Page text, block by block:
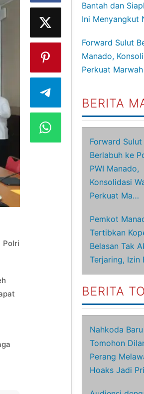
Polri
Bantah dan
Ini Menyangkut
Forward Sulut
Manado,
Perkuat
BERITA
Forward Sulut
Berlabuh ke
PWI Manado,
Konsolidasi
Perkuat Ma…
Pemkot
Tertibkan
Belasan Tak
Terjaring, Izin
BERITA
Nahkoda Baru
Tomohon
Perang
Hoaks Jadi